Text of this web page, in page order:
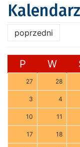
poprzedni
P W
27 28
3 4
10 11
17 18